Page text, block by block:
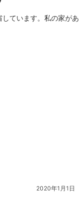
ています。私の家があ
2020年1月1日